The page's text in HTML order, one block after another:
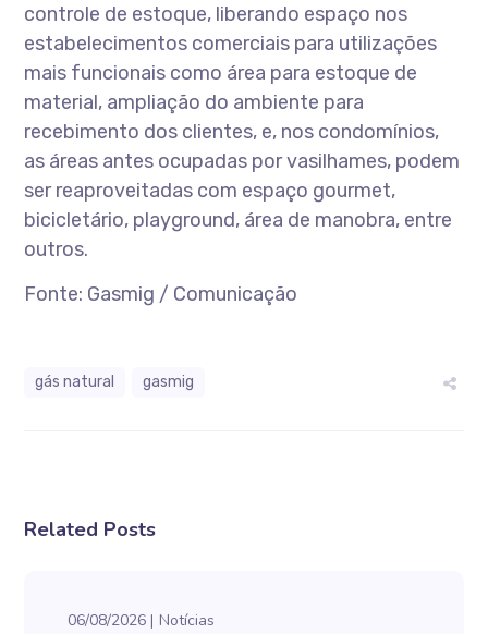
controle de estoque, liberando espaço nos
estabelecimentos comerciais para utilizações
mais funcionais como área para estoque de
material, ampliação do ambiente para
recebimento dos clientes, e, nos condomínios,
as áreas antes ocupadas por vasilhames, podem
ser reaproveitadas com espaço gourmet,
bicicletário, playground, área de manobra, entre
outros.
Fonte: Gasmig / Comunicação
gás natural gasmig
Related Posts
06/08/2026 Notícias